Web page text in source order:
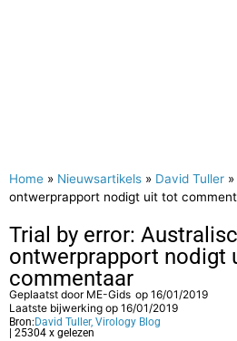
Home » Nieuwsartikels » David Tuller »
ontwerprapport nodigt uit tot
Trial by error:
ontwerprapport nodigt
commentaar
Geplaatst door ME-Gids op 16/01/2019
Laatste bijwerking op 16/01/2019
Bron: David Tuller, Virology Blog
| 25304 x gelezen